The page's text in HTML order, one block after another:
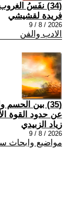
(34) نفَسُ الغروب
فريدة لقشيشي
2026 / 8 / 9
الادب والفن
عن حدود القوة
زياد الزبيدي
2026 / 8 / 9
مواضيع وابحاث